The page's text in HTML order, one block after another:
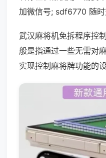
加微信号; sdf6770 随时
武汉麻将机免拆程序控
般是指通过一些无需对
实现控制麻将牌功能的